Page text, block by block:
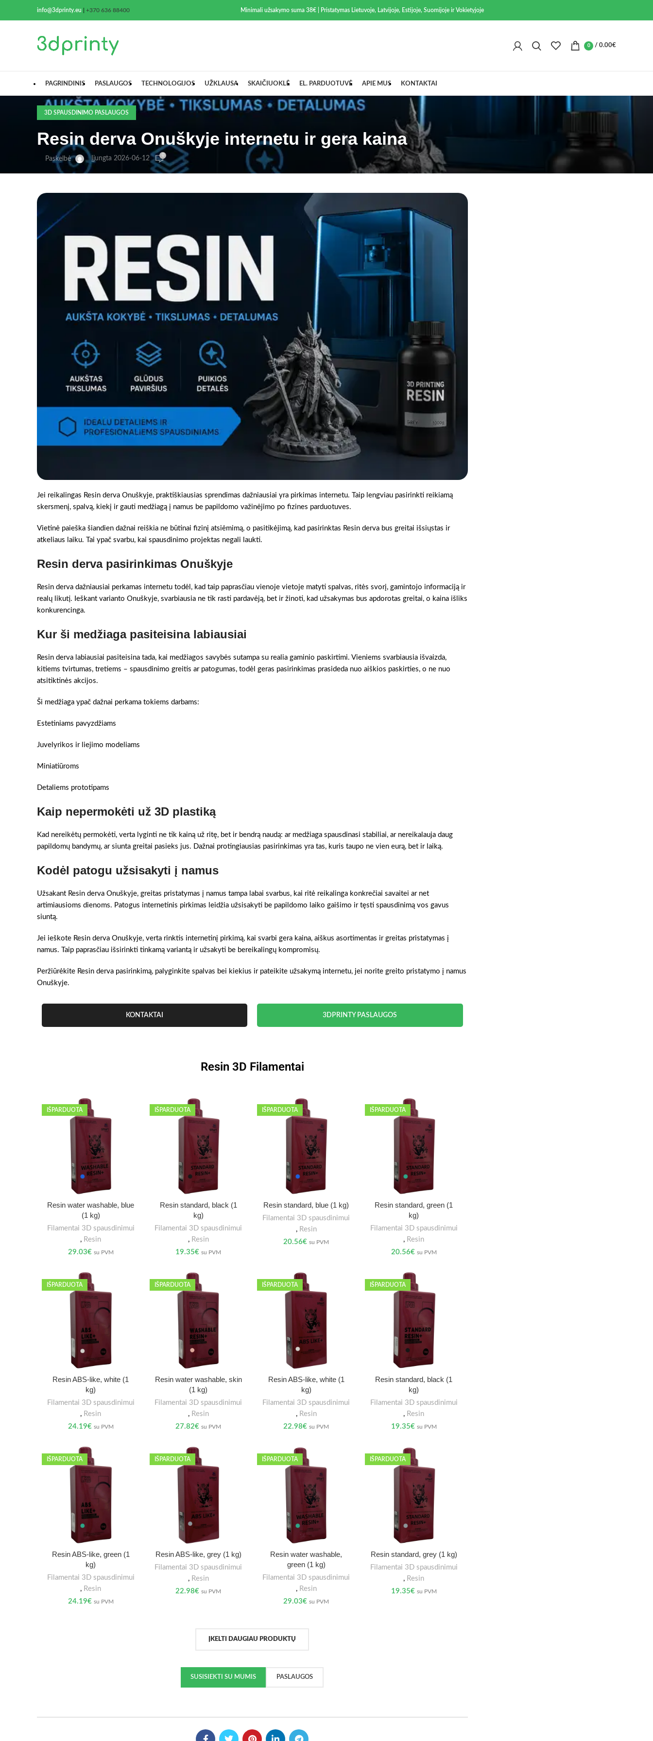
info@3dprinty.eu +370 636 88400 Minimali užsakymo suma 38€ | Pristatymas Lietuvoje, Latvijoje, Estijoje, Suomijoje ir Vokietyjoje
0 / 0.00€
PAGRINDINIS PASLAUGOS TECHNOLOGIJOS UŽKLAUSA SKAIČIUOKLĖ EL. PARDUOTUVĖ APIE MUS KONTAKTAI
3D SPAUSDINIMO PASLAUGOS
Resin derva Onuškyje internetu ir gera kaina
Paskelbė Įjungta 2026-06-12 0
Jei reikalingas Resin derva Onuškyje, praktiškiausias sprendimas dažniausiai yra pirkimas internetu. Taip lengviau pasirinkti reikiamą
skersmenį, spalvą, kiekį ir gauti medžiagą į namus be papildomo važinėjimo po fizines parduotuves.
Vietinė paieška šiandien dažnai reiškia ne būtinai fizinį atsiėmimą, o pasitikėjimą, kad pasirinktas Resin derva bus greitai išsiųstas ir
atkeliaus laiku. Tai ypač svarbu, kai spausdinimo projektas negali laukti.
Resin derva pasirinkimas Onuškyje
Resin derva dažniausiai perkamas internetu todėl, kad taip paprasčiau vienoje vietoje matyti spalvas, ritės svorį, gamintojo informaciją ir
realų likutį. Ieškant varianto Onuškyje, svarbiausia ne tik rasti pardavėją, bet ir žinoti, kad užsakymas bus apdorotas greitai, o kaina išliks
konkurencinga.
Kur ši medžiaga pasiteisina labiausiai
Resin derva labiausiai pasiteisina tada, kai medžiagos savybės sutampa su realia gaminio paskirtimi. Vieniems svarbiausia išvaizda,
kitiems tvirtumas, tretiems – spausdinimo greitis ar patogumas, todėl geras pasirinkimas prasideda nuo aiškios paskirties, o ne nuo
atsitiktinės akcijos.
Ši medžiaga ypač dažnai perkama tokiems darbams:
Estetiniams pavyzdžiams
Juvelyrikos ir liejimo modeliams
Miniatiūroms
Detaliems prototipams
Kaip nepermokėti už 3D plastiką
Kad nereikėtų permokėti, verta lyginti ne tik kainą už ritę, bet ir bendrą naudą: ar medžiaga spausdinasi stabiliai, ar nereikalauja daug
papildomų bandymų, ar siunta greitai pasieks jus. Dažnai protingiausias pasirinkimas yra tas, kuris taupo ne vien eurą, bet ir laiką.
Kodėl patogu užsisakyti į namus
Užsakant Resin derva Onuškyje, greitas pristatymas į namus tampa labai svarbus, kai ritė reikalinga konkrečiai savaitei ar net
artimiausioms dienoms. Patogus internetinis pirkimas leidžia užsisakyti be papildomo laiko gaišimo ir tęsti spausdinimą vos gavus
siuntą.
Jei ieškote Resin derva Onuškyje, verta rinktis internetinį pirkimą, kai svarbi gera kaina, aiškus asortimentas ir greitas pristatymas į
namus. Taip paprasčiau išsirinkti tinkamą variantą ir užsakyti be bereikalingų kompromisų.
Peržiūrėkite Resin derva pasirinkimą, palyginkite spalvas bei kiekius ir pateikite užsakymą internetu, jei norite greito pristatymo į namus
Onuškyje.
KONTAKTAI 3DPRINTY PASLAUGOS
Resin 3D Filamentai
IŠPARDUOTA
Resin water washable, blue
(1 kg)
Filamentai 3D spausdinimui
, Resin
29.03€ su PVM
IŠPARDUOTA
Resin standard, black (1
kg)
Filamentai 3D spausdinimui
, Resin
19.35€ su PVM
IŠPARDUOTA
Resin standard, blue (1 kg)
Filamentai 3D spausdinimui
, Resin
20.56€ su PVM
IŠPARDUOTA
Resin standard, green (1
kg)
Filamentai 3D spausdinimui
, Resin
20.56€ su PVM
IŠPARDUOTA
Resin ABS-like, white (1
kg)
Filamentai 3D spausdinimui
, Resin
24.19€ su PVM
IŠPARDUOTA
Resin water washable, skin
(1 kg)
Filamentai 3D spausdinimui
, Resin
27.82€ su PVM
IŠPARDUOTA
Resin ABS-like, white (1
kg)
Filamentai 3D spausdinimui
, Resin
22.98€ su PVM
IŠPARDUOTA
Resin standard, black (1
kg)
Filamentai 3D spausdinimui
, Resin
19.35€ su PVM
IŠPARDUOTA
Resin ABS-like, green (1
kg)
Filamentai 3D spausdinimui
, Resin
24.19€ su PVM
IŠPARDUOTA
Resin ABS-like, grey (1 kg)
Filamentai 3D spausdinimui
, Resin
22.98€ su PVM
IŠPARDUOTA
Resin water washable,
green (1 kg)
Filamentai 3D spausdinimui
, Resin
29.03€ su PVM
IŠPARDUOTA
Resin standard, grey (1 kg)
Filamentai 3D spausdinimui
, Resin
19.35€ su PVM
ĮKELTI DAUGIAU PRODUKTŲ
SUSISIEKTI SU MUMIS PASLAUGOS